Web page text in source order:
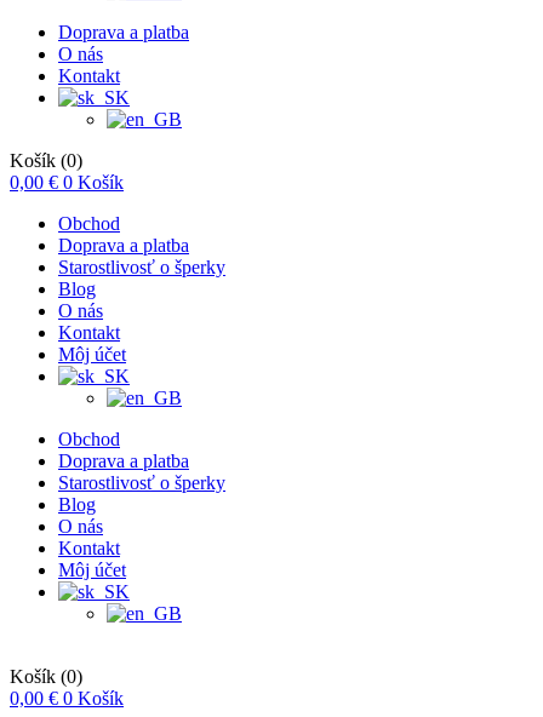
Doprava a platba
O nás
Kontakt
Košík (0)
0,00 € 0 Košík
Obchod
Doprava a platba
Starostlivosť o šperky
Blog
O nás
Kontakt
Môj účet
Obchod
Doprava a platba
Starostlivosť o šperky
Blog
O nás
Kontakt
Môj účet
Košík (0)
0,00 € 0 Košík